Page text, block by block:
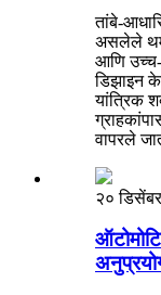
तांबे-
असलेले
आणि उच्च-
डिझाइन
यांत्रिक
वापरले
२०